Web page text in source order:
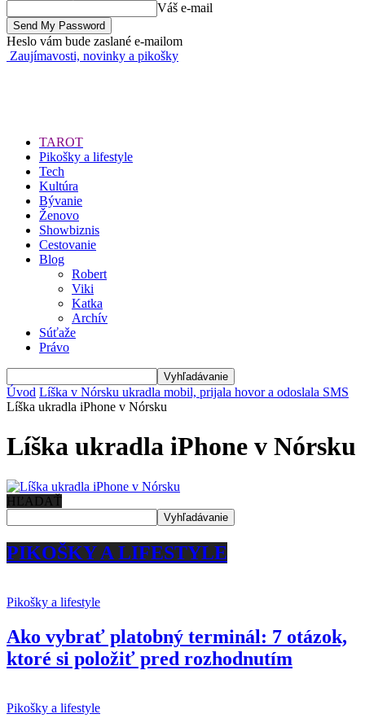
Váš e-mail
Heslo vám bude zaslané e-mailom
Zaujímavosti, novinky a pikošky
TAROT
Pikošky a lifestyle
Tech
Kultúra
Bývanie
Ženovo
Showbiznis
Cestovanie
Blog
Robert
Viki
Katka
Archív
Súťaže
Právo
Úvod Líška v Nórsku ukradla mobil, prijala hovor a odoslala SMS
Líška ukradla iPhone v Nórsku
Líška ukradla iPhone v Nórsku
HĽADAŤ
PIKOŠKY A LIFESTYLE
Pikošky a lifestyle
Ako vybrať platobný terminál: 7 otázok,
ktoré si položiť pred rozhodnutím
Pikošky a lifestyle